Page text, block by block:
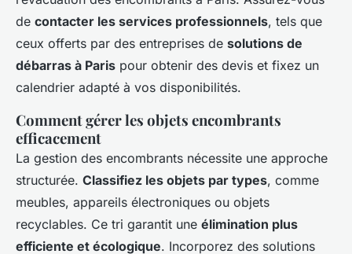
de contacter les services professionnels, tels que
ceux offerts par des entreprises de solutions de
débarras à Paris pour obtenir des devis et fixez un
calendrier adapté à vos disponibilités.
Comment gérer les objets encombrants
efficacement
La gestion des encombrants nécessite une approche
structurée. Classifiez les objets par types, comme
meubles, appareils électroniques ou objets
recyclables. Ce tri garantit une élimination plus
efficiente et écologique. Incorporez des solutions